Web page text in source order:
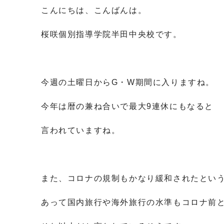
こんにちは、こんばんは。
桜咲個別指導学院半田中央校です。
今週の土曜日から G ・W期間に入りますね。
今年は暦の兼ね合いで最大9連休にもなると
言われていますね。
また、コロナの規制もかなり緩和されたとい
あって国内旅行や海外旅行の水準もコロナ前